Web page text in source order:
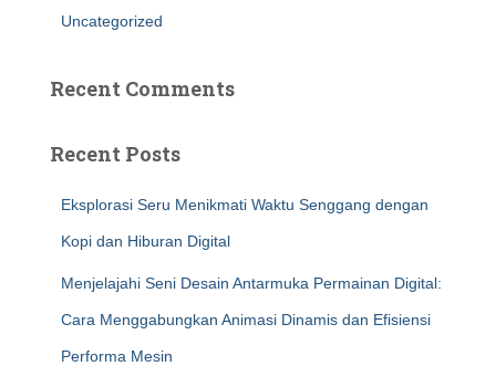
Uncategorized
Recent Comments
Recent Posts
Eksplorasi Seru Menikmati Waktu Senggang dengan
Kopi dan Hiburan Digital
Menjelajahi Seni Desain Antarmuka Permainan Digital:
Cara Menggabungkan Animasi Dinamis dan Efisiensi
Performa Mesin